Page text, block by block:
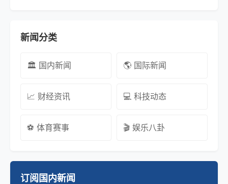
新闻分类
🏛️ 国内新闻 🌎 国际新闻
📈 财经资讯 💻 科技动态
⚽ 体育赛事 🎬 娱乐八卦
订阅国内新闻